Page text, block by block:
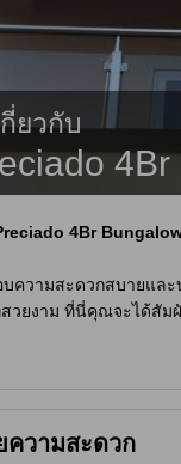
ยวกับ
4Br
วามสะดวกสบายและ
วยงาม ที่นี่คุณจะได้สัม
ทำให้คุณสามารถเพลิด
ความสะดวก